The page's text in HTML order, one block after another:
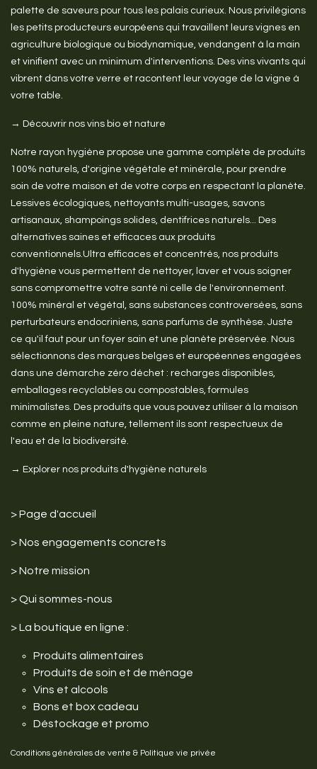
palette de saveurs pour tous les palais curieux. Nous privilégions
les petits producteurs européens qui travaillent leurs vignes en
agriculture biologique ou biodynamique, vendangent à la main
et vinifient avec un minimum d'interventions. Des vins vivants qui
vibrent dans votre verre et racontent leur voyage de la vigne à
votre table.
→ Découvrir nos vins bio et nature
Notre rayon hygiène propose une gamme complète de produits
100% naturels, d'origine végétale et minérale, pour prendre
soin de votre maison et de votre corps en respectant la planète.
Lessives écologiques, nettoyants multi-usages, savons
artisanaux, shampoings solides, dentifrices naturels... Des
alternatives saines et efficaces aux produits
conventionnels.Ultra efficaces et concentrés, nos produits
d'hygiène vous permettent de nettoyer, laver et vous soigner
sans compromettre votre santé ni celle de l'environnement.
100% minéral et végétal, sans substances controversées, sans
perturbateurs endocriniens, sans parfums de synthèse. Juste
ce qu'il faut pour un foyer sain et une planète préservée. Nous
sélectionnons des marques belges et européennes engagées
dans une démarche zéro déchet : recharges disponibles,
emballages recyclables ou compostables, formules
minimalistes. Des produits que vous pouvez utiliser à la maison
comme en pleine nature, tellement ils sont respectueux de
l'eau et de la biodiversité.
→ Explorer nos produits d'hygiène naturels
>Page d'accueil
> Nos engagements concrets
>Notre mission
>Qui sommes-nous
>La boutique en ligne :
Produits alimentaires
Produits de soin et de ménage
Vins et alcools
Bons et box cadeau
Déstockage et promo
Conditions générales de vente & Politique vie privée